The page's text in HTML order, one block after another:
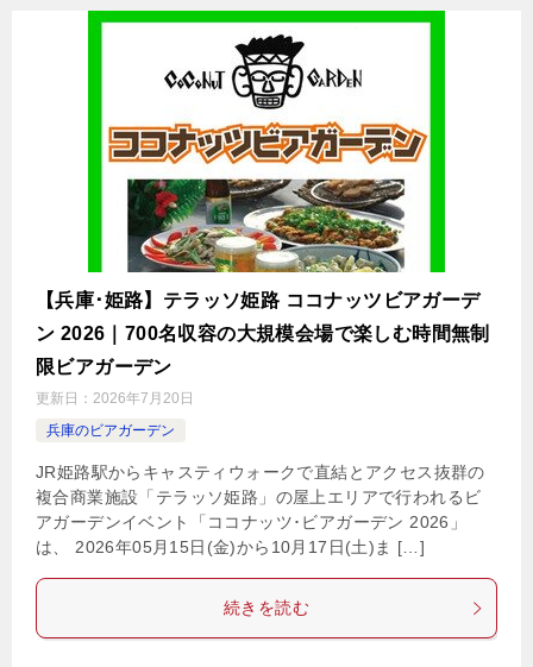
【兵庫･姫路】テラッソ姫路 ココナッツビアガーデ
ン 2026｜700名収容の大規模会場で楽しむ時間無制
限ビアガーデン
更新日： 2026年7月20日
兵庫のビアガーデン
JR姫路駅からキャスティウォークで直結とアクセス抜群の
複合商業施設「テラッソ姫路」の屋上エリアで行われるビ
アガーデンイベント「ココナッツ･ビアガーデン 2026」
は、 2026年05月15日(金)から10月17日(土)ま […]
続きを読む